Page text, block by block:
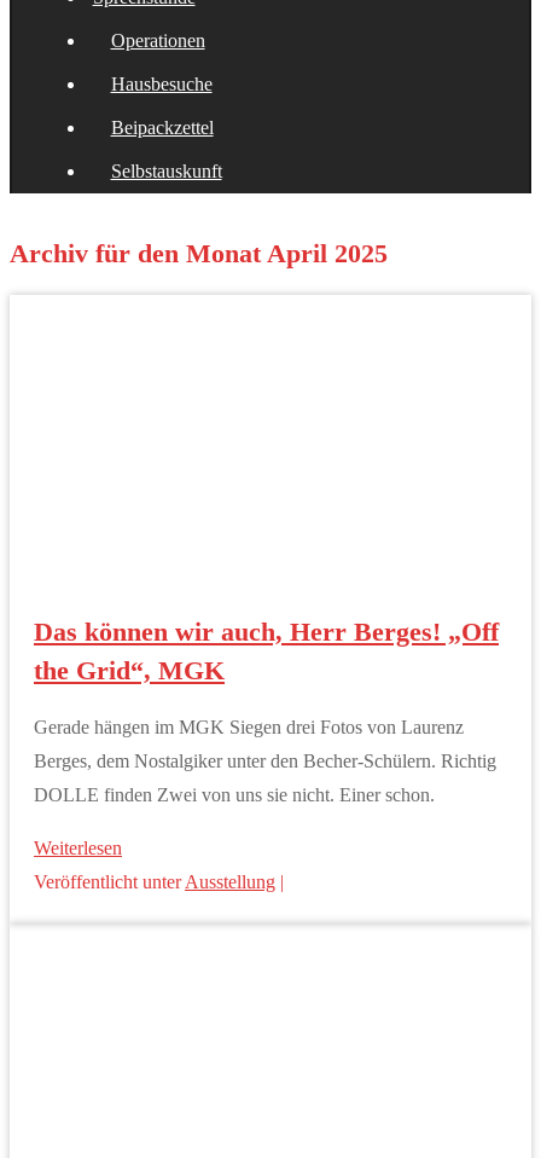
Operationen
Hausbesuche
Beipackzettel
Selbstauskunft
Archiv für den Monat April 2025
Das können wir auch, Herr Berges! „Off
the Grid“, MGK
Gerade hängen im MGK Siegen drei Fotos von Laurenz
Berges, dem Nostalgiker unter den Becher-Schülern. Richtig
DOLLE finden Zwei von uns sie nicht. Einer schon.
Weiterlesen
Veröffentlicht unter Ausstellung |